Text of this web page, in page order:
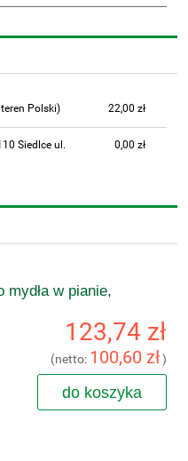
płatności
Polski) 22,00 zł
Siedlce ul.
0,00 zł
mydła w pianie,
123,74 zł
(netto: 100,60 zł)
do koszyka